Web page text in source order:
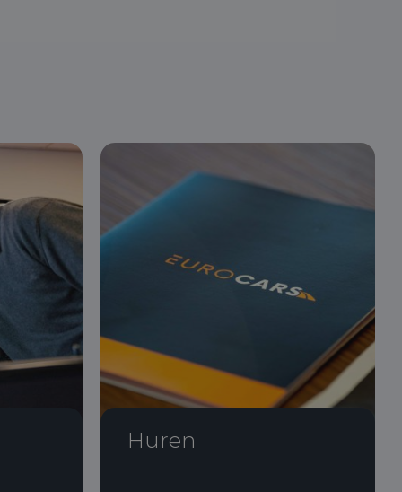
Huren